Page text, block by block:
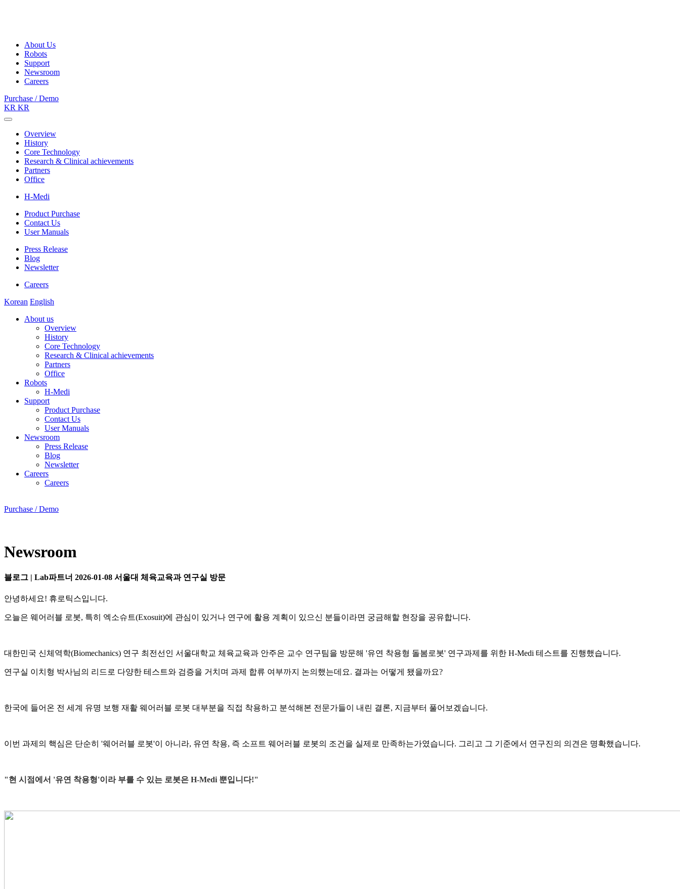
About Us
Robots
Support
Newsroom
Careers
Purchase / Demo
KR KR
Overview
History
Core Technology
Research & Clinical achievements
Partners
Office
H-Medi
Product Purchase
Contact Us
User Manuals
Press Release
Blog
Newsletter
Careers
Korean English
About us
Overview
History
Core Technology
Research & Clinical achievements
Partners
Office
Robots
H-Medi
Support
Product Purchase
Contact Us
User Manuals
Newsroom
Press Release
Blog
Newsletter
Careers
Careers
Purchase / Demo
Newsroom
블로그 | Lab파트너 2026-01-08 서울대 체육교육과 연구실 방문
안녕하세요! 휴로틱스입니다.
오늘은 웨어러블 로봇, 특히 엑소슈트(Exosuit)에 관심이 있거나 연구에 활용 계획이 있으신 분들이라면 궁금해할 현장을 공유합니다.
대한민국 신체역학(Biomechanics) 연구 최전선인 서울대학교 체육교육과 안주은 교수 연구팀을 방문해 '유연 착용형 돌봄로봇' 연구과제를 위한 H-Medi 테스트를 진행했습니다.
연구실 이치형 박사님의 리드로 다양한 테스트와 검증을 거치며 과제 합류 여부까지 논의했는데요. 결과는 어떻게 됐을까요?
한국에 들어온 전 세계 유명 보행 재활 웨어러블 로봇 대부분을 직접 착용하고 분석해본 전문가들이 내린 결론, 지금부터 풀어보겠습니다.
이번 과제의 핵심은 단순히 '웨어러블 로봇'이 아니라, 유연 착용, 즉 소프트 웨어러블 로봇의 조건을 실제로 만족하는가였습니다. 그리고 그 기준에서 연구진의 의견은 명확했습니다.
"현 시점에서 '유연 착용형'이라 부를 수 있는 로봇은 H-Medi 뿐입니다!"